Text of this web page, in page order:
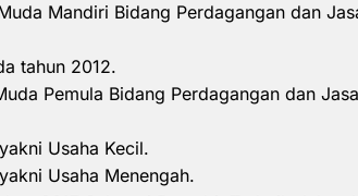
Mandiri Bidang Perdagangan dan
tahun 2012.
Pemula Bidang Perdagangan dan
Usaha Kecil.
Usaha Menengah.